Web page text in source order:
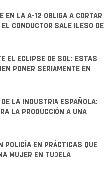
EN LA A-12 OBLIGA A CORTAR
CONDUCTOR SALE ILESO DE
EL ECLIPSE DE SOL: ESTAS
PONER SERIAMENTE EN
DE LA INDUSTRIA ESPAÑOLA:
LA PRODUCCIÓN A UNA
POLICÍA EN PRÁCTICAS QUE
MUJER EN TUDELA